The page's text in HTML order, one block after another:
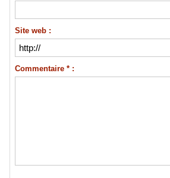
Site web :
Commentaire * :